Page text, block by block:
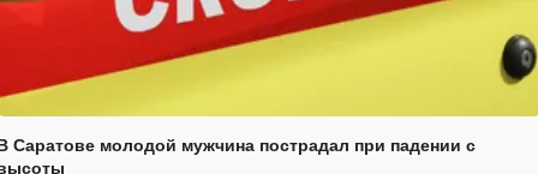
Саратове молодой мужчина пострадал при падении с